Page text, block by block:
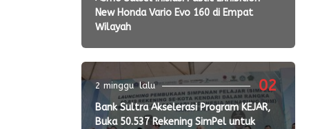
New Honda Vario Evo 160 di Empat
Wilayah
02
2 minggu lalu
Bank Sultra Akselerasi Program KEJAR,
Buka 50.537 Rekening SimPel untuk